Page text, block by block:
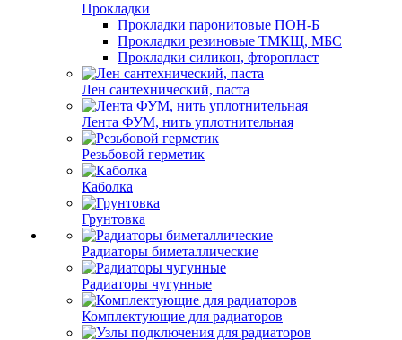
Прокладки
Прокладки паронитовые ПОН-Б
Прокладки резиновые ТМКЩ, МБС
Прокладки силикон, фторопласт
Лен сантехнический, паста
Лента ФУМ, нить уплотнительная
Резьбовой герметик
Каболка
Грунтовка
Радиаторы биметаллические
Радиаторы чугунные
Комплектующие для радиаторов